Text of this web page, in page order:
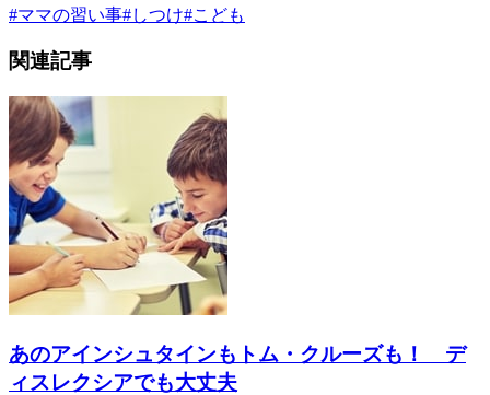
#ママの習い事#しつけ#こども
関連記事
あのアインシュタインもトム・クルーズも！ デ
ィスレクシアでも大丈夫